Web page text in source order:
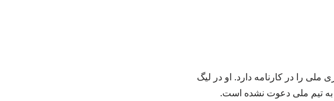
در یک مقطع به تیم ملی مجارستان هم دعوت شده و سابقه انجام ۴ بازی ملی را در کارنامه دارد. او در لیگ